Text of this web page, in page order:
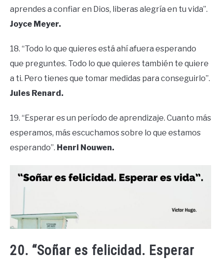
aprendes a confiar en Dios, liberas alegría en tu vida”.
Joyce Meyer.
18. “Todo lo que quieres está ahí afuera esperando
que preguntes. Todo lo que quieres también te quiere
a ti. Pero tienes que tomar medidas para conseguirlo”.
Jules Renard.
19. “Esperar es un período de aprendizaje. Cuanto más
esperamos, más escuchamos sobre lo que estamos
esperando”. Henri Nouwen.
20. “Soñar es felicidad. Esperar